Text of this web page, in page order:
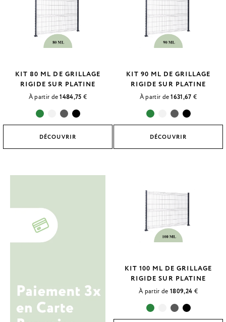
KIT 80 ML DE GRILLAGE
RIGIDE SUR PLATINE
À partir de1484,75€
DÉCOUVRIR
KIT 90 ML DE GRILLAGE
RIGIDE SUR PLATINE
À partir de1631,67€
DÉCOUVRIR
KIT 100 ML DE GRILLAGE
RIGIDE SUR PLATINE
À partir de 1809,24 €